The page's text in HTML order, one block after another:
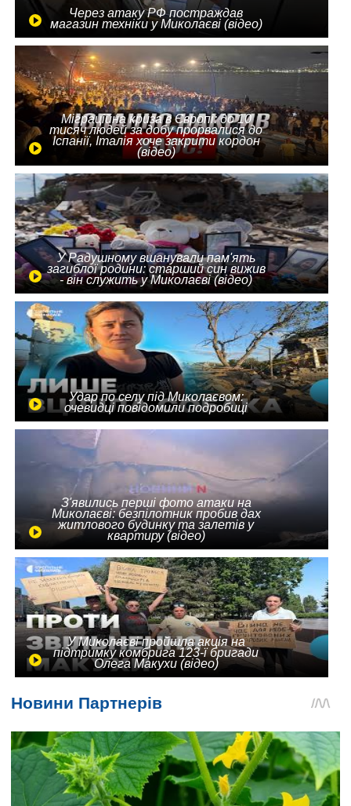
Через атаку РФ постраждав
магазин техніки у Миколаєві (відео)
Міграційна криза в Європі: до 10
тисяч людей за добу прорвалися до
Іспанії, Італія хоче закрити кордон
(відео)
У Радушному вшанували пам'ять
загиблої родини: старший син вижив
- він служить у Миколаєві (відео)
Удар по селу під Миколаєвом:
очевидці повідомили подробиці
З'явились перші фото атаки на
Миколаєві: безпілотник пробив дах
житлового будинку та залетів у
квартиру (відео)
У Миколаєві пройшла акція на
підтримку комбрига 123-ї бригади
Олега Макухи (відео)